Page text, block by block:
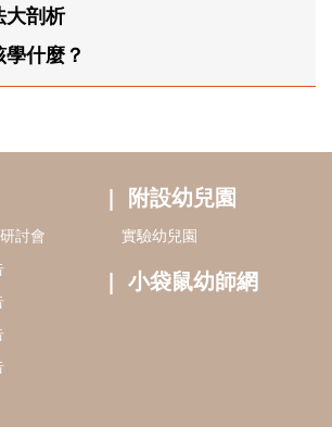
大剖析
什麼？
討會
附設幼兒園
實驗幼兒園
小袋鼠幼師網